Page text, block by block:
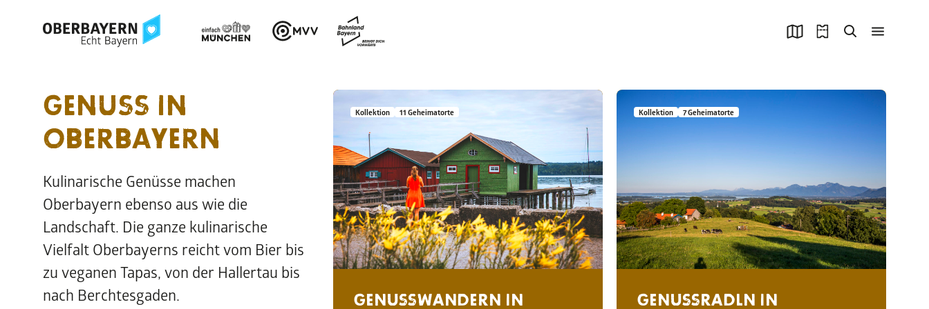
GENUSS IN
OBERBAYERN
Kulinarische Genüsse machen
Oberbayern ebenso aus wie die
Landschaft. Die ganze kulinarische
Vielfalt Oberbayerns reicht vom Bier bis
zu veganen Tapas, von der Hallertau bis
nach Berchtesgaden.
Kollektion 11 Geheimatorte
GENUSSWANDERN IN
Kollektion 7 Geheimatorte
GENUSSRADLN IN